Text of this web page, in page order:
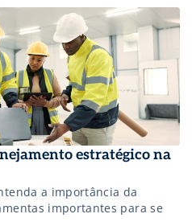
estratégico na
a importância da
importantes para se